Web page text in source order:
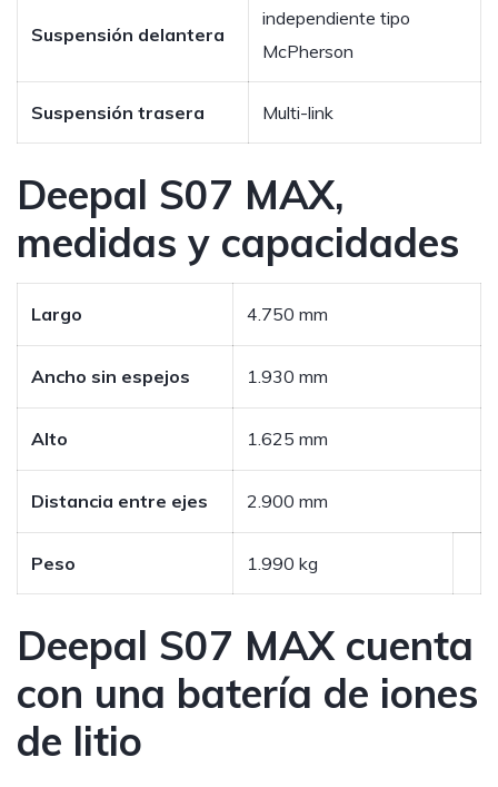
Suspensión delantera
independiente tipo
McPherson
Suspensión trasera Multi-link
Deepal S07 MAX,
medidas y capacidades
Largo 4.750 mm
Ancho sin espejos 1.930 mm
Alto 1.625 mm
Distancia entre ejes 2.900 mm
Peso 1.990 kg
Deepal S07 MAX cuenta
con una batería de iones
de litio